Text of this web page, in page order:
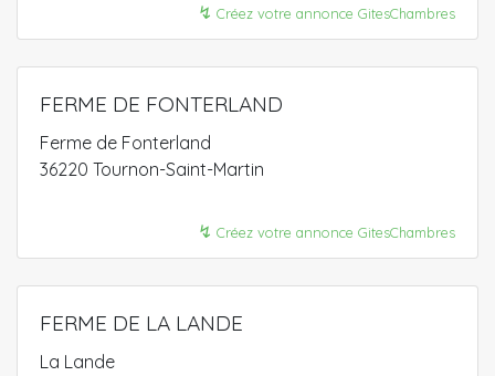
↯ Créez votre annonce GitesChambres
FERME DE FONTERLAND
Ferme de Fonterland
36220 Tournon-Saint-Martin
↯ Créez votre annonce GitesChambres
FERME DE LA LANDE
La Lande